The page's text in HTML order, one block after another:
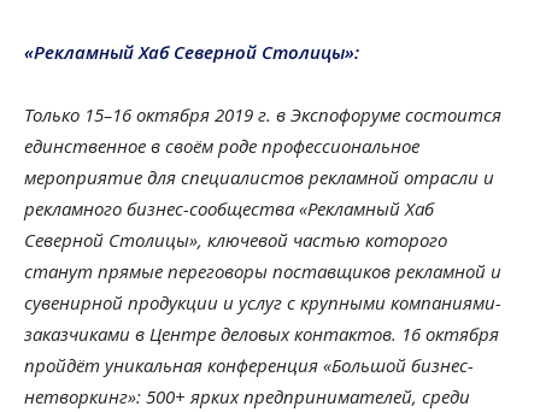
«Рекламный Хаб Северной Столицы»:
Только 15–16 октября 2019 г. в Экспофоруме состоится
единственное в своём роде профессиональное
мероприятие для специалистов рекламной отрасли и
рекламного бизнес-сообщества «Рекламный Хаб
Северной Столицы», ключевой частью которого
станут прямые переговоры поставщиков рекламной и
сувенирной продукции и услуг с крупными компаниями-
заказчиками в Центре деловых контактов. 16 октября
пройдёт уникальная конференция «Большой бизнес-
нетворкинг»: 500+ ярких предпринимателей, среди